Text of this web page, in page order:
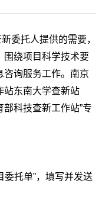
委托人提供的需要，
围绕项目科学技术要
咨询服务工作。南京
站东南大学查新站
部科技查新工作站”专
委托单”，填写并发送